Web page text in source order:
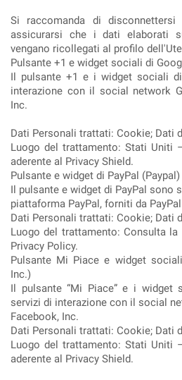
Si raccomanda di
assicurarsi che i dati elaborati
vengano ricollegati al profilo
Pulsante +1 e widget sociali di
Il pulsante +1 e i widget sociali
interazione con il social network
Inc.
Dati Personali trattati: Cookie; Dati
Luogo del trattamento: Stati Uniti
aderente al Privacy Shield.
Pulsante e widget di PayPal (Paypal)
Il pulsante e widget di PayPal sono
piattaforma PayPal, forniti da
Dati Personali trattati: Cookie; Dati
Luogo del trattamento: Consulta
Privacy Policy.
Pulsante Mi Piace e widget
Inc.)
Il pulsante “Mi Piace” e i widget
servizi di interazione con il social
Facebook, Inc.
Dati Personali trattati: Cookie; Dati
Luogo del trattamento: Stati Uniti
aderente al Privacy Shield.